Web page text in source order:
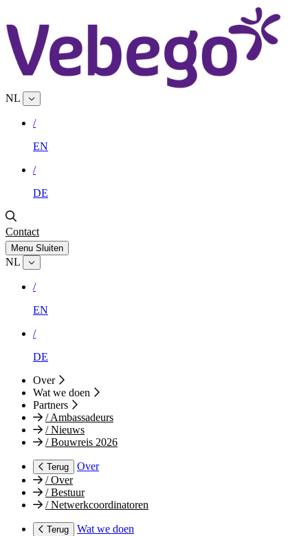
NL
/
EN
/
DE
Contact
Menu Sluiten
NL
/
EN
/
DE
Over
Wat we doen
Partners
/Ambassadeurs
/Nieuws
/Bouwreis 2026
Terug
Over
/Over
/Bestuur
/Netwerkcoordinatoren
Terug
Wat we doen